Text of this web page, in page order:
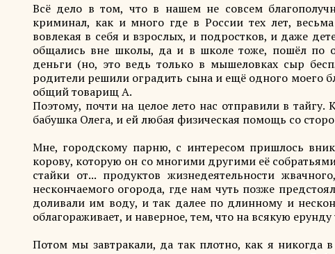
Всё дело в том, что в нашем не совсем
криминал, как и много где в России тех лет,
вовлекая в себя и взрослых, и подростков, и даже
общались вне школы, да и в школе тоже, пошёл по
деньги (но, это ведь только в мышеловках сыр
родители решили оградить сына и ещё одного моего
общий товарищ А.
Поэтому, почти на целое лето нас отправили в
бабушка Олега, и ей любая физическая помощь со
Мне, городскому парню, с интересом пришлось
корову, которую он со многими другими её
стайки от... продуктов жизнедеятельности
нескончаемого огорода, где нам чуть позже
доливали им воду, и так далее по длинному и
облагораживает, и наверное, тем, что на всякую
Потом мы завтракали, да так плотно, как я